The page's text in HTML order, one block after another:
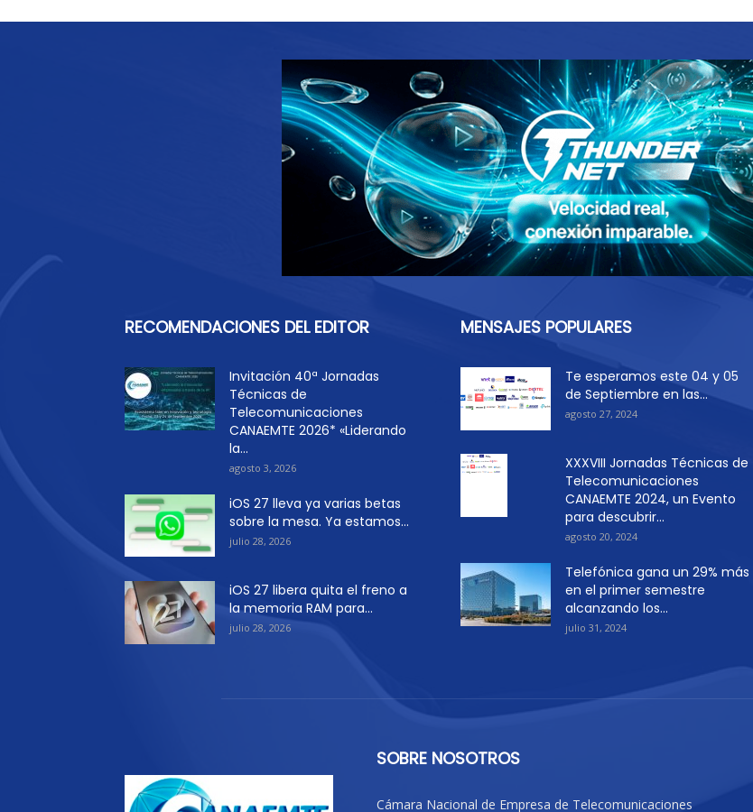
RECOMENDACIONES DEL EDITOR
Invitación 40ª Jornadas
Técnicas de
Telecomunicaciones
CANAEMTE 2026* «Liderando
la...
agosto 3, 2026
iOS 27 lleva ya varias betas
sobre la mesa. Ya estamos...
julio 28, 2026
iOS 27 libera quita el freno a
la memoria RAM para...
julio 28, 2026
MENSAJES POPULARES
Te esperamos este 04 y 05
de Septiembre en las...
agosto 27, 2024
XXXVIII Jornadas Técnicas de
Telecomunicaciones
CANAEMTE 2024, un Evento
para descubrir...
agosto 20, 2024
Telefónica gana un 29% más
en el primer semestre
alcanzando los...
julio 31, 2024
SOBRE NOSOTROS
Cámara Nacional de Empresa de Telecomunicaciones